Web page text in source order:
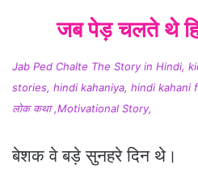
जब पेड़ चलते थे
Jab Ped Chalte The Story in Hindi,
stories, hindi kahaniya, hindi kahani
लोक कथा ,Motivational Story,
बेशक वे बड़े सुनहरे दिन थे।